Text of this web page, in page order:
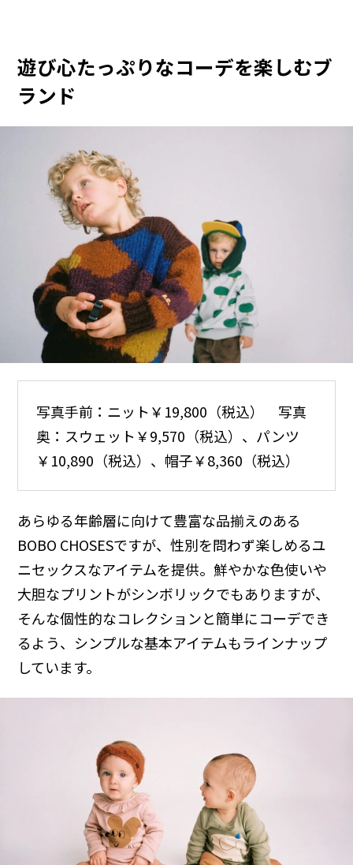
遊び心たっぷりなコーデを楽しむブ
ランド
写真手前：ニット￥19,800（税込） 写真
奥：スウェット￥9,570（税込）、パンツ
￥10,890（税込）、帽子￥8,360（税込）
あらゆる年齢層に向けて豊富な品揃えのある
BOBO CHOSESですが、性別を問わず楽しめるユ
ニセックスなアイテムを提供。鮮やかな色使いや
大胆なプリントがシンボリックでもありますが、
そんな個性的なコレクションと簡単にコーデでき
るよう、シンプルな基本アイテムもラインナップ
しています。